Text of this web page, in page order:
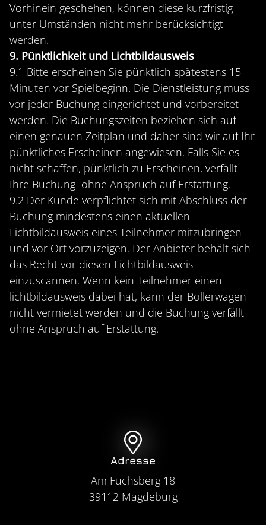
Vorhinein geschehen, können diese kurzfristig
unter Umständen nicht mehr berücksichtigt
werden.
9. Pünktlichkeit und Lichtbildausweis
9.1 Bitte erscheinen Sie pünktlich spätestens 15
Minuten vor Spielbeginn. Die Dienstleistung muss
vor jeder Buchung eingerichtet und vorbereitet
werden. Die Buchungszeiten beziehen sich auf
einen genauen Zeitplan und daher sind wir auf Ihr
pünktliches Erscheinen angewiesen. Falls Sie es
nicht schaffen, pünktlich zu Erscheinen, verfällt
Ihre Buchung ohne Anspruch auf Erstattung.
9.2 Der Kunde verpflichtet sich mit Abschluss der
Buchung mindestens einen aktuellen
Lichtbildausweis eines Teilnehmer mitzubringen
und vor Ort vorzuzeigen. Der Anbieter behält sich
das Recht vor diesen Lichtbildausweis
einzuscannen. Wenn kein Teilnehmer einen
lichtbildausweis dabei hat, kann der Bollerwagen
nicht vermietet werden und die Buchung verfällt
ohne Anspruch auf Erstattung.
Adresse
Am Fuchsberg 18
39112 Magdeburg